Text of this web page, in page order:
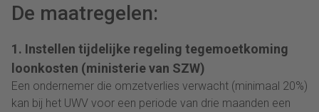
De maatregelen:
1. Instellen tijdelijke regeling tegemoetkoming
loonkosten (ministerie van SZW)
Een ondernemer die omzetverlies verwacht (minimaal 20%)
kan bij het UWV voor een periode van drie maanden een